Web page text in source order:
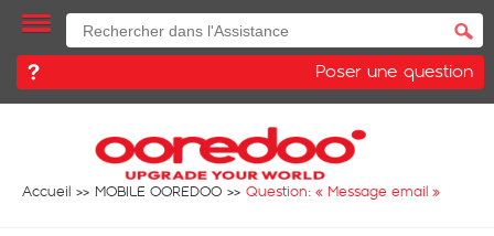
Poser une question
Accueil MOBILE OOREDOO Question: « Message email »